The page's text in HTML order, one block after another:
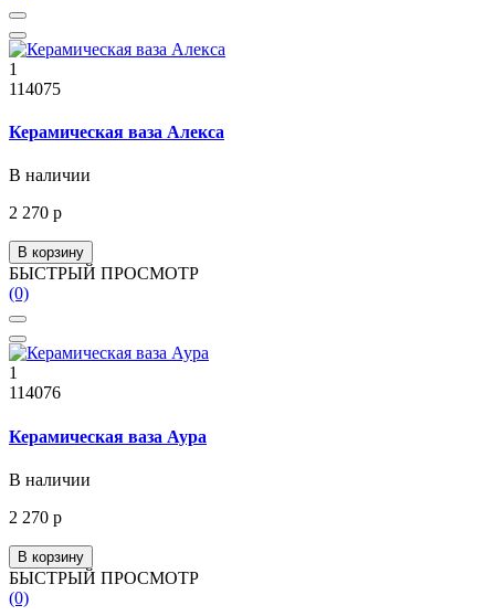
1
114075
Керамическая ваза Алекса
В наличии
2 270 р
В корзину
БЫСТРЫЙ ПРОСМОТР
(0)
1
114076
Керамическая ваза Аура
В наличии
2 270 р
В корзину
БЫСТРЫЙ ПРОСМОТР
(0)